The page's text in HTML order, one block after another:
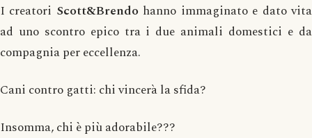
I creatori Scott&Brendo hanno immaginato e dato vita
ad uno scontro epico tra i due animali domestici e da
compagnia per eccellenza.
Cani contro gatti: chi vincerà la sfida?
Insomma, chi è più adorabile???